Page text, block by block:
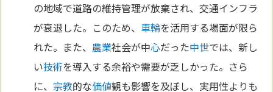
の地域で道路の維持管理が放棄され、交通インフラ
が衰退した。このため、 車輪を活用する場面が限ら
れた。また、 農業社会が中心だった中世では、新し
い技術を導入する余裕や需要が乏しかった。さら
に、 宗教的な価値観も影響を及ぼし、実用性よりも